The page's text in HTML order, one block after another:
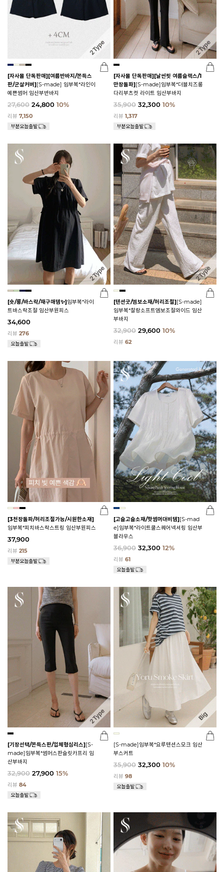
[자사몰 단독판매][여름반바지/쫀득스
판/군살커버][S-made] 임부복*라인이
예쁜썸머 임산부반바지
27,600 24,800 10%
리뷰 7,150
[자사몰 단독판매][날씬핏 여름슬랙스/1
만장돌파][S-made]임부복*더블치즈롱
다리부츠컷 라이트 임산부바지
35,900 32,300 10%
리뷰 1,317
[숏/롱/바스락/재구매템✨]임부복*라이
트바스락조절 임산부원피스
34,600
리뷰 276
[텐션굿/엠보소재/허리조절][S-made]
임부복*찰랑소프트엠보조절와이드 임산
부바지
32,900 29,600 10%
리뷰 62
[3천장돌파/허리조절가능/시원한소재]
임부복*피치바스락스트링 임산부원피스
37,900
리뷰 215
[고슬고슬소재/핫썸머대비템][S-mad
e]임부복*라이트쿨스퀘어넥셔링 임산부
블라우스
36,900 32,300 12%
리뷰 61
[기장선택/쫀득스판/입체형심리스][S-
made]임부복*썸머스판슬릿카프리 임
산부바지
32,900 27,900 15%
리뷰 84
[S-made]임부복*요루텐션스모크 임산
부스커트
35,900 32,300 10%
리뷰 98